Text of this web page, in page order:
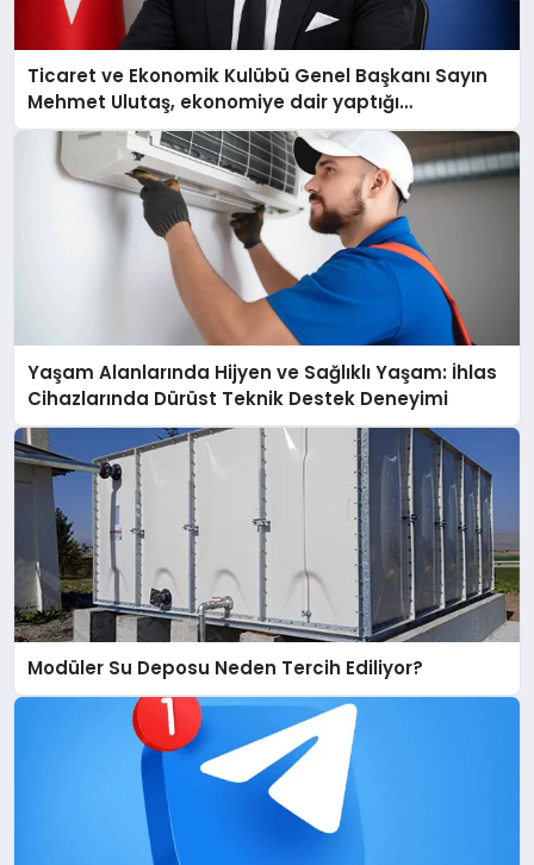
Ticaret ve Ekonomik Kulübü Genel Başkanı Sayın
Mehmet Ulutaş, ekonomiye dair yaptığı
açıklamada şunları kaydetti:
Yaşam Alanlarında Hijyen ve Sağlıklı Yaşam: İhlas
Cihazlarında Dürüst Teknik Destek Deneyimi
Modüler Su Deposu Neden Tercih Ediliyor?